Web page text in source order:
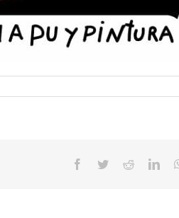
Facebook
TwitterReddit